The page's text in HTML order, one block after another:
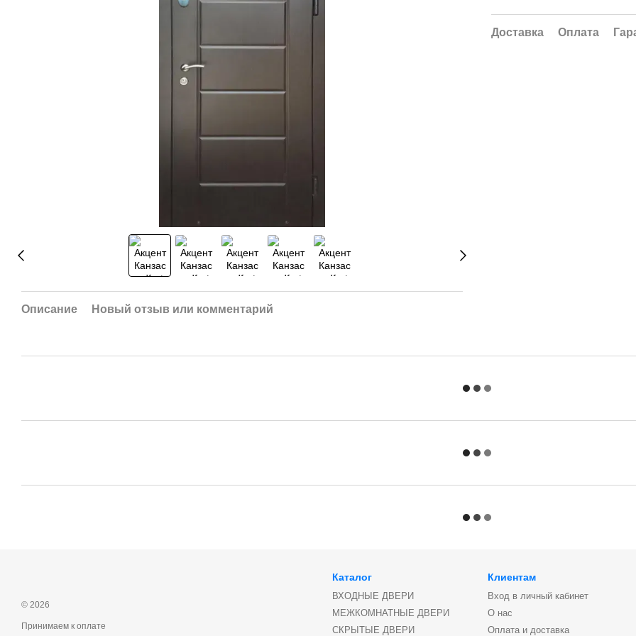
Описание Новый отзыв или комментарий
Доставка Оплата
© 2026
Принимаем к оплате
Каталог
ВХОДНЫЕ ДВЕРИ
МЕЖКОМНАТНЫЕ ДВЕРИ
СКРЫТЫЕ ДВЕРИ
Клиентам
Вход в личный кабинет
О нас
Оплата и доставка